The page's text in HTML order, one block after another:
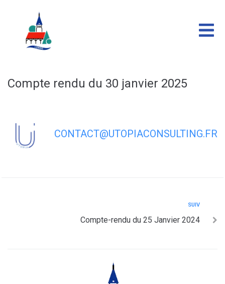
Compte rendu du 30 janvier 2025
CONTACT@UTOPIACONSULTING.FR
SUIV
Compte-rendu du 25 Janvier 2024